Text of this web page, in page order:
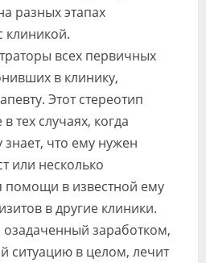
разных этапах
клиникой.
всех первичных
в клинику,
Этот стереотип
тех случаях, когда
что ему нужен
или несколько
помощи в известной ему
в другие клиники.
озадаченный заработком,
ситуацию в целом, лечит